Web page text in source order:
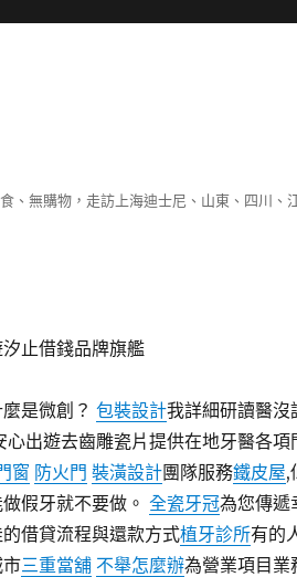
無購物，走訪上海迪士尼、山東、四川
止借錢品牌旗艦
是微創？ 包裝設計我詳細研讀醫沒
心出遊去齒雕瓷片提供在地牙醫各項
窗 防火門 裝潢設計團隊服務鐵皮屋,
假牙就不要做。 全瓷牙冠為您傳遞
借貸流程與還款方式植牙診所有的
三重當舖 不舉怎麼辦為營業項目業